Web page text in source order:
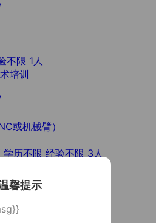
不限 1人
培训
或机械臂）
学历不限 经验不限 3人
馨提示